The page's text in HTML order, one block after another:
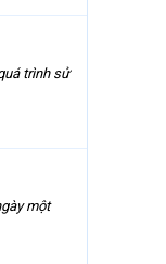
trình sử
một